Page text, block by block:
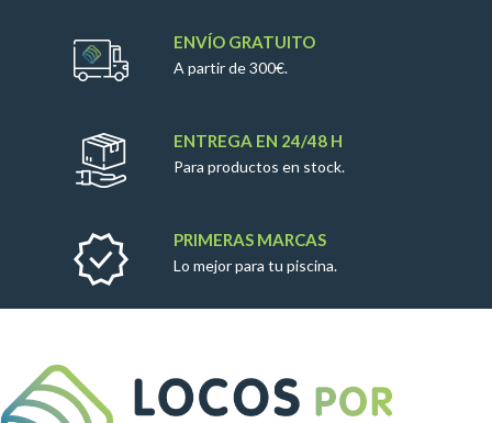
ENVÍO GRATUITO
A partir de 300€.
ENTREGA EN 24/48 H
Para productos en stock.
PRIMERAS MARCAS
Lo mejor para tu piscina.